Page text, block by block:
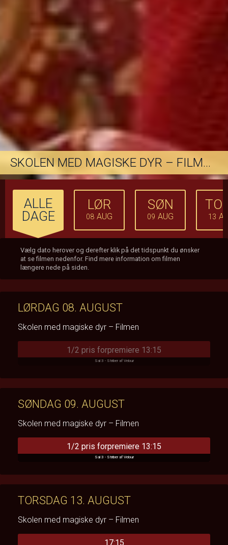
SKOLEN MED MAGISKE DYR – FILMEN
ALLE
DAGE
LØR
08 AUG
SØN
09 AUG 13
Vælg dato herover og derefter klik på det tidspunkt du ønsker
at se filmen nedenfor. Find mere information om filmen
længere nede på siden.
LØRDAG 08. AUGUST
Skolen med magiske dyr – Filmen
Sal 3 - Striber af Velour
1/2 pris forpremiere 13:15
SØNDAG 09. AUGUST
Skolen med magiske dyr – Filmen
Sal 3 - Striber af Velour
1/2 pris forpremiere 13:15
TORSDAG 13. AUGUST
Skolen med magiske dyr – Filmen
17:15